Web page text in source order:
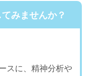
みませんか？
スに、精神分析や